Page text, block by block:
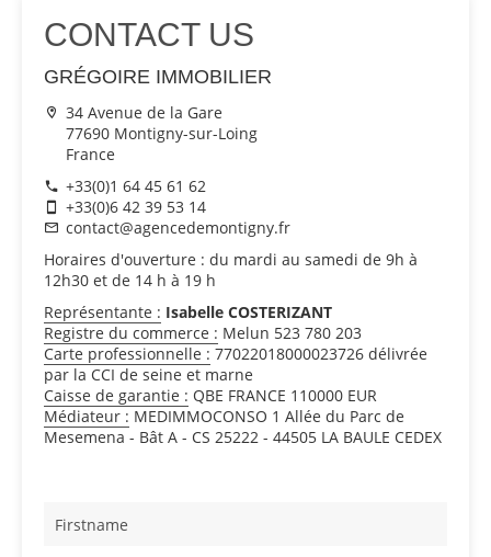
CONTACT US
GRÉGOIRE IMMOBILIER
34 Avenue de la Gare
77690 Montigny-sur-Loing
France
+33(0)1 64 45 61 62
+33(0)6 42 39 53 14
contact@agencedemontigny.fr
Horaires d'ouverture : du mardi au samedi de 9h à
12h30 et de 14 h à 19 h
Représentante : Isabelle COSTERIZANT
Registre du commerce : Melun 523 780 203
Carte professionnelle : 77022018000023726 délivrée
par la CCI de seine et marne
Caisse de garantie : QBE FRANCE 110000 EUR
Médiateur : MEDIMMOCONSO 1 Allée du Parc de
Mesemena - Bât A - CS 25222 - 44505 LA BAULE CEDEX